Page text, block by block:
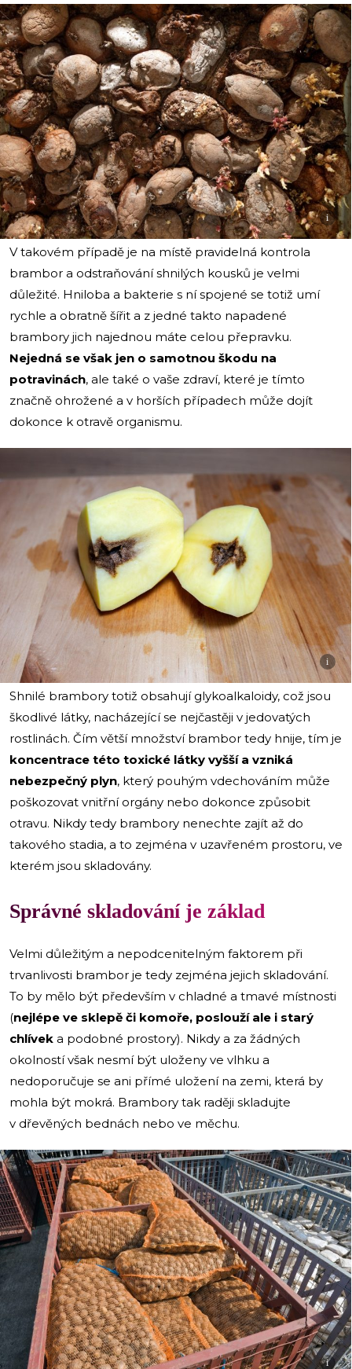
i
V takovém případě je na místě pravidelná kontrola
brambor a odstraňování shnilých kousků je velmi
důležité. Hniloba a bakterie s ní spojené se totiž umí
rychle a obratně šířit a z jedné takto napadené
brambory jich najednou máte celou přepravku.
Nejedná se však jen o samotnou škodu na
potravinách, ale také o vaše zdraví, které je tímto
značně ohrožené a v horších případech může dojít
dokonce k otravě organismu.
i
Shnilé brambory totiž obsahují glykoalkaloidy, což jsou
škodlivé látky, nacházející se nejčastěji v jedovatých
rostlinách. Čím větší množství brambor tedy hnije, tím je
koncentrace této toxické látky vyšší a vzniká
nebezpečný plyn, který pouhým vdechováním může
poškozovat vnitřní orgány nebo dokonce způsobit
otravu. Nikdy tedy brambory nenechte zajít až do
takového stadia, a to zejména v uzavřeném prostoru, ve
kterém jsou skladovány.
Správné skladování je základ
Velmi důležitým a nepodcenitelným faktorem při
trvanlivosti brambor je tedy zejména jejich skladování.
To by mělo být především v chladné a tmavé místnosti
(nejlépe ve sklepě či komoře, poslouží ale i starý
chlívek a podobné prostory). Nikdy a za žádných
okolností však nesmí být uloženy ve vlhku a
nedoporučuje se ani přímé uložení na zemi, která by
mohla být mokrá. Brambory tak raději skladujte
v dřevěných bednách nebo ve měchu.
i